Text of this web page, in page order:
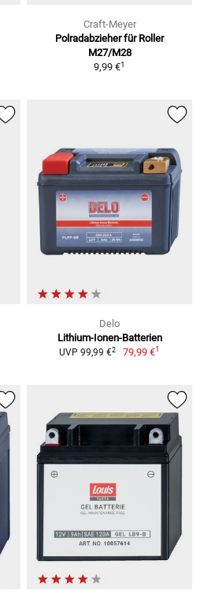
Craft-Meyer
Polradabzieher für Roller
M27/M28
9,99 €1
Delo
Lithium-Ionen-Batterien
UVP 99,99 €2 79,99 €1